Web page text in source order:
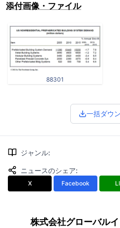
添付画像・ファイル
88301
一括ダウ
ジャンル:
ニュースのシェア:
X Facebook
株式会社グローバル